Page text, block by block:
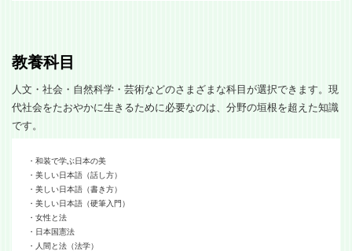
教養科目
人文・社会・自然科学・芸術などのさまざまな科目が選択できます。現
代社会をたおやかに生きるために必要なのは、分野の垣根を超えた知識
です。
・和装で学ぶ日本の美
・美しい日本語（話し方）
・美しい日本語（書き方）
・美しい日本語（硬筆入門）
・女性と法
・日本国憲法
・人間と法（法学）